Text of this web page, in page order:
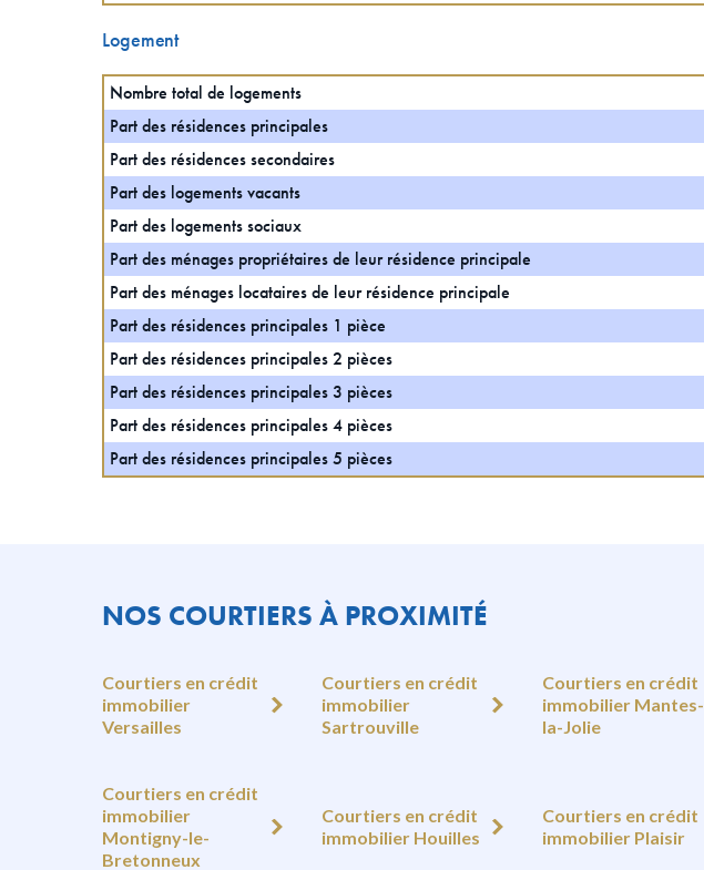
Logement
Nombre total de logements
Part des résidences principales
Part des résidences secondaires
Part des logements vacants
Part des logements sociaux
Part des ménages propriétaires de leur résidence principale
Part des ménages locataires de leur résidence principale
Part des résidences principales 1 pièce
Part des résidences principales 2 pièces
Part des résidences principales 3 pièces
Part des résidences principales 4 pièces
Part des résidences principales 5 pièces
NOS COURTIERS À PROXIMITÉ
Courtiers en crédit
immobilier
Versailles
Courtiers en crédit
immobilier
Sartrouville
Courtiers en crédit
immobilier Mantes-
la-Jolie
Courtiers en crédit
immobilier
Montigny-le-
Bretonneux
Courtiers en crédit
immobilier Houilles
Courtiers en crédit
immobilier Plaisir